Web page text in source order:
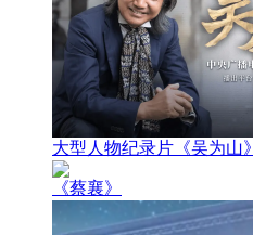
大型人物纪录片《吴为山》
《蔡襄》